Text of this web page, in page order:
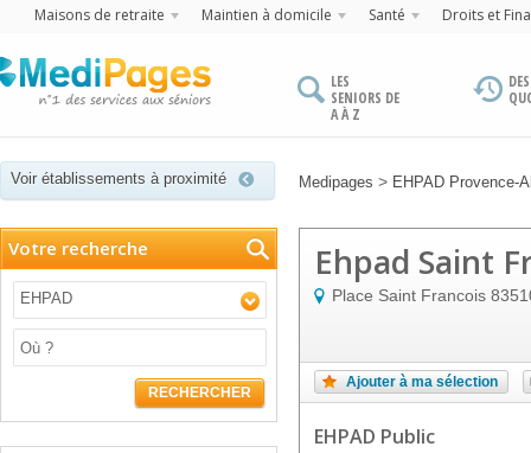
Maisons de retraite Maintien à domicile Santé Droits et
LES
SENIORS DE
A À Z
Voir établissements à proximité Medipages > EHPAD Provence-
Votre recherche
EHPAD
RECHERCHER
Ehpad Saint
Place Saint Francois
Ajouter à ma sélection
EHPAD Public